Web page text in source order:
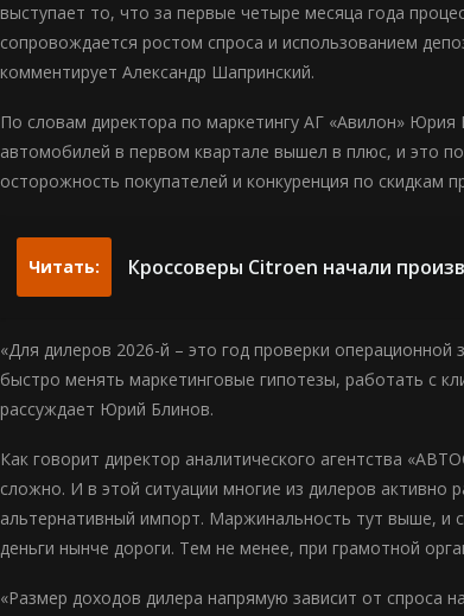
выступает то, что за первые четыре месяца года
сопровождается ростом спроса и использованием
комментирует Александр Шапринский.
По словам директора по маркетингу АГ «Авилон»
автомобилей в первом квартале вышел в плюс, и это
осторожность покупателей и конкуренция по скидкам
Читать: Кроссоверы Citroen начали
«Для дилеров 2026-й – это год проверки
быстро менять маркетинговые гипотезы, работать с
рассуждает Юрий Блинов.
Как говорит директор аналитического агентства
сложно. И в этой ситуации многие из дилеров
альтернативный импорт. Маржинальность тут выше, и
деньги нынче дороги. Тем не менее, при грамотной
«Размер доходов дилера напрямую зависит от спроса